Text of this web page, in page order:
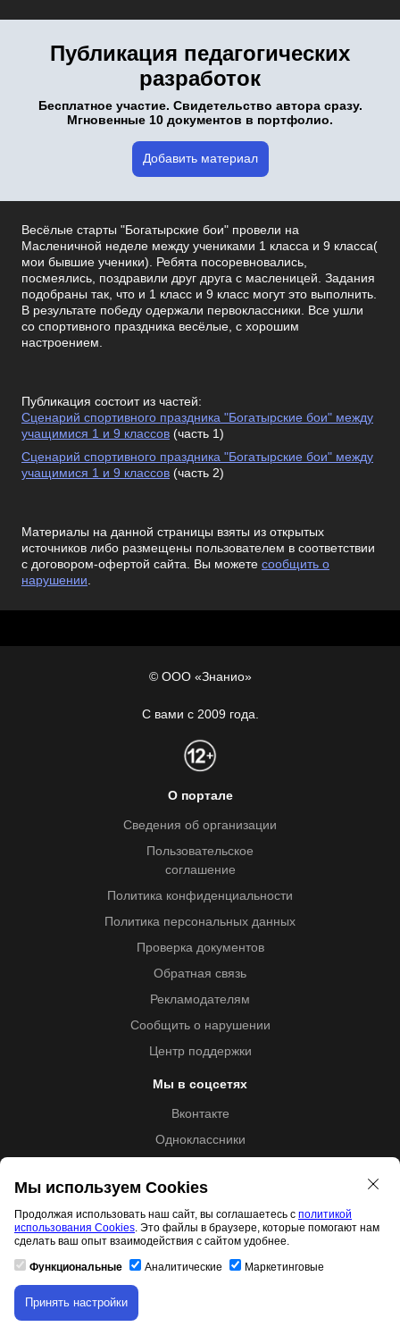
Публикация педагогических
разработок
Бесплатное участие. Свидетельство автора сразу.
Мгновенные 10 документов в портфолио.
Добавить материал
Весёлые старты "Богатырские бои" провели на
Масленичной неделе между учениками 1 класса и 9 класса(
мои бывшие ученики). Ребята посоревновались,
посмеялись, поздравили друг друга с масленицей. Задания
подобраны так, что и 1 класс и 9 класс могут это выполнить.
В результате победу одержали первоклассники. Все ушли
со спортивного праздника весёлые, с хорошим
настроением.
Публикация состоит из частей:
Сценарий спортивного праздника "Богатырские бои" между
учащимися 1 и 9 классов (часть 1)
Сценарий спортивного праздника "Богатырские бои" между
учащимися 1 и 9 классов (часть 2)
Материалы на данной страницы взяты из открытых
источников либо размещены пользователем в соответствии
с договором-офертой сайта. Вы можете сообщить о
нарушении.
© ООО «Знанио»
С вами с 2009 года.
О портале
Сведения об организации
Пользовательское
соглашение
Политика конфиденциальности
Политика персональных данных
Проверка документов
Обратная связь
Рекламодателям
Сообщить о нарушении
Центр поддержки
Мы в соцсетях
Вконтакте
Одноклассники
Образовательная лицензия №5257 от 09.09.2020 (Л035-
01253-67/00192487)
Свидетельство правообладателя товарного знака 11.01.2017
Мы используем Cookies
Продолжая использовать наш сайт, вы соглашаетесь с политикой
использования Cookies. Это файлы в браузере, которые помогают нам
сделать ваш опыт взаимодействия с сайтом удобнее.
Функциональные Аналитические Маркетинговые
Принять настройки